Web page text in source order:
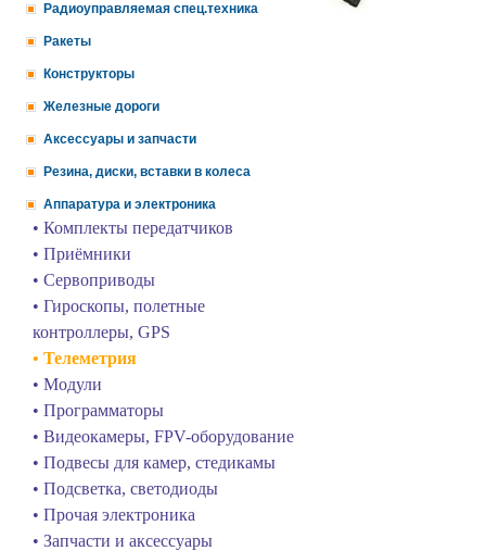
Радиоуправляемая спец.техника
Ракеты
Конструкторы
Железные дороги
Аксессуары и запчасти
Резина, диски, вставки в колеса
Аппаратура и электроника
• Комплекты передатчиков
• Приёмники
• Сервоприводы
• Гироскопы, полетные
контроллеры, GPS
• Телеметрия
• Модули
• Программаторы
• Видеокамеры, FPV-оборудование
• Подвесы для камер, стедикамы
• Подсветка, светодиоды
• Прочая электроника
• Запчасти и аксессуары